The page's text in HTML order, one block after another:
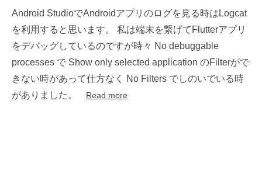
Android StudioでAndroidアプリのログを見る時はLogcat
を利用すると思います。 私は端末を繋げてFlutterアプリ
をデバッグしているのですが時々 No debuggable
processes で Show only selected application のFilterがで
きない時があって仕方なく No Filters でしのいでいる時
がありました。
Read more